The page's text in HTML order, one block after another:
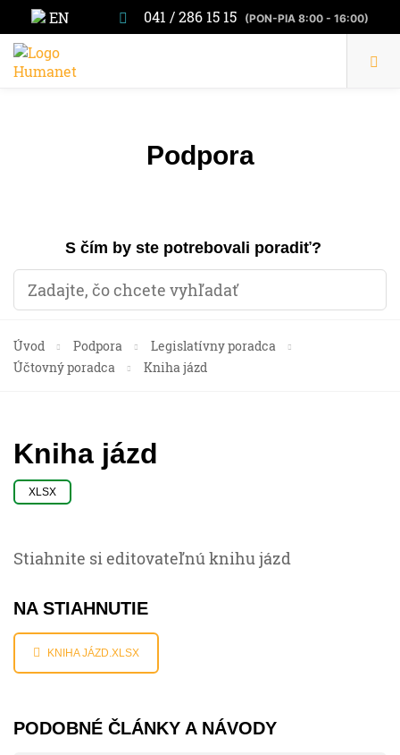
EN 041 / 286 15 15 (PON-PIA 8:00 - 16:00)
Podpora
S čím by ste potrebovali poradiť?
Úvod Podpora
Legislatívny poradca
Účtovný poradca
Kniha jázd
Kniha jázd
XLSX
Stiahnite si editovateľnú knihu jázd
NA STIAHNUTIE
KNIHA JÁZD.XLSX
PODOBNÉ ČLÁNKY A NÁVODY